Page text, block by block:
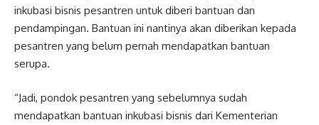
inkubasi bisnis pesantren untuk diberi bantuan dan
pendampingan. Bantuan ini nantinya akan diberikan kepada
pesantren yang belum pernah mendapatkan bantuan
serupa.
“Jadi, pondok pesantren yang sebelumnya sudah
mendapatkan bantuan inkubasi bisnis dari Kementerian